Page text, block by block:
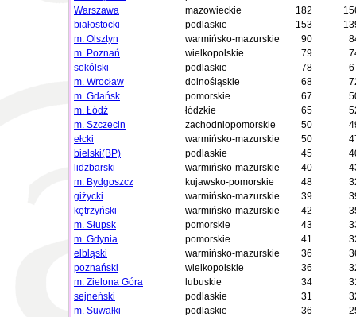
Warszawa
mazowieckie 182
białostocki
podlaskie 153
m. Olsztyn
warmińsko-mazurskie 90
m. Poznań
wielkopolskie 79
sokólski
podlaskie 78
m. Wrocław
dolnośląskie 68
m. Gdańsk
pomorskie 67
m. Łódź
łódzkie 65
m. Szczecin
zachodniopomorskie 50
ełcki
warmińsko-mazurskie 50
bielski(BP)
podlaskie 45
lidzbarski
warmińsko-mazurskie 40
m. Bydgoszcz
kujawsko-pomorskie 48
giżycki
warmińsko-mazurskie 39
kętrzyński
warmińsko-mazurskie 42
m. Słupsk
pomorskie 43
m. Gdynia
pomorskie 41
elbląski
warmińsko-mazurskie 36
poznański
wielkopolskie 36
m. Zielona Góra
lubuskie 34
sejneński
podlaskie 31
m. Suwałki
podlaskie 36